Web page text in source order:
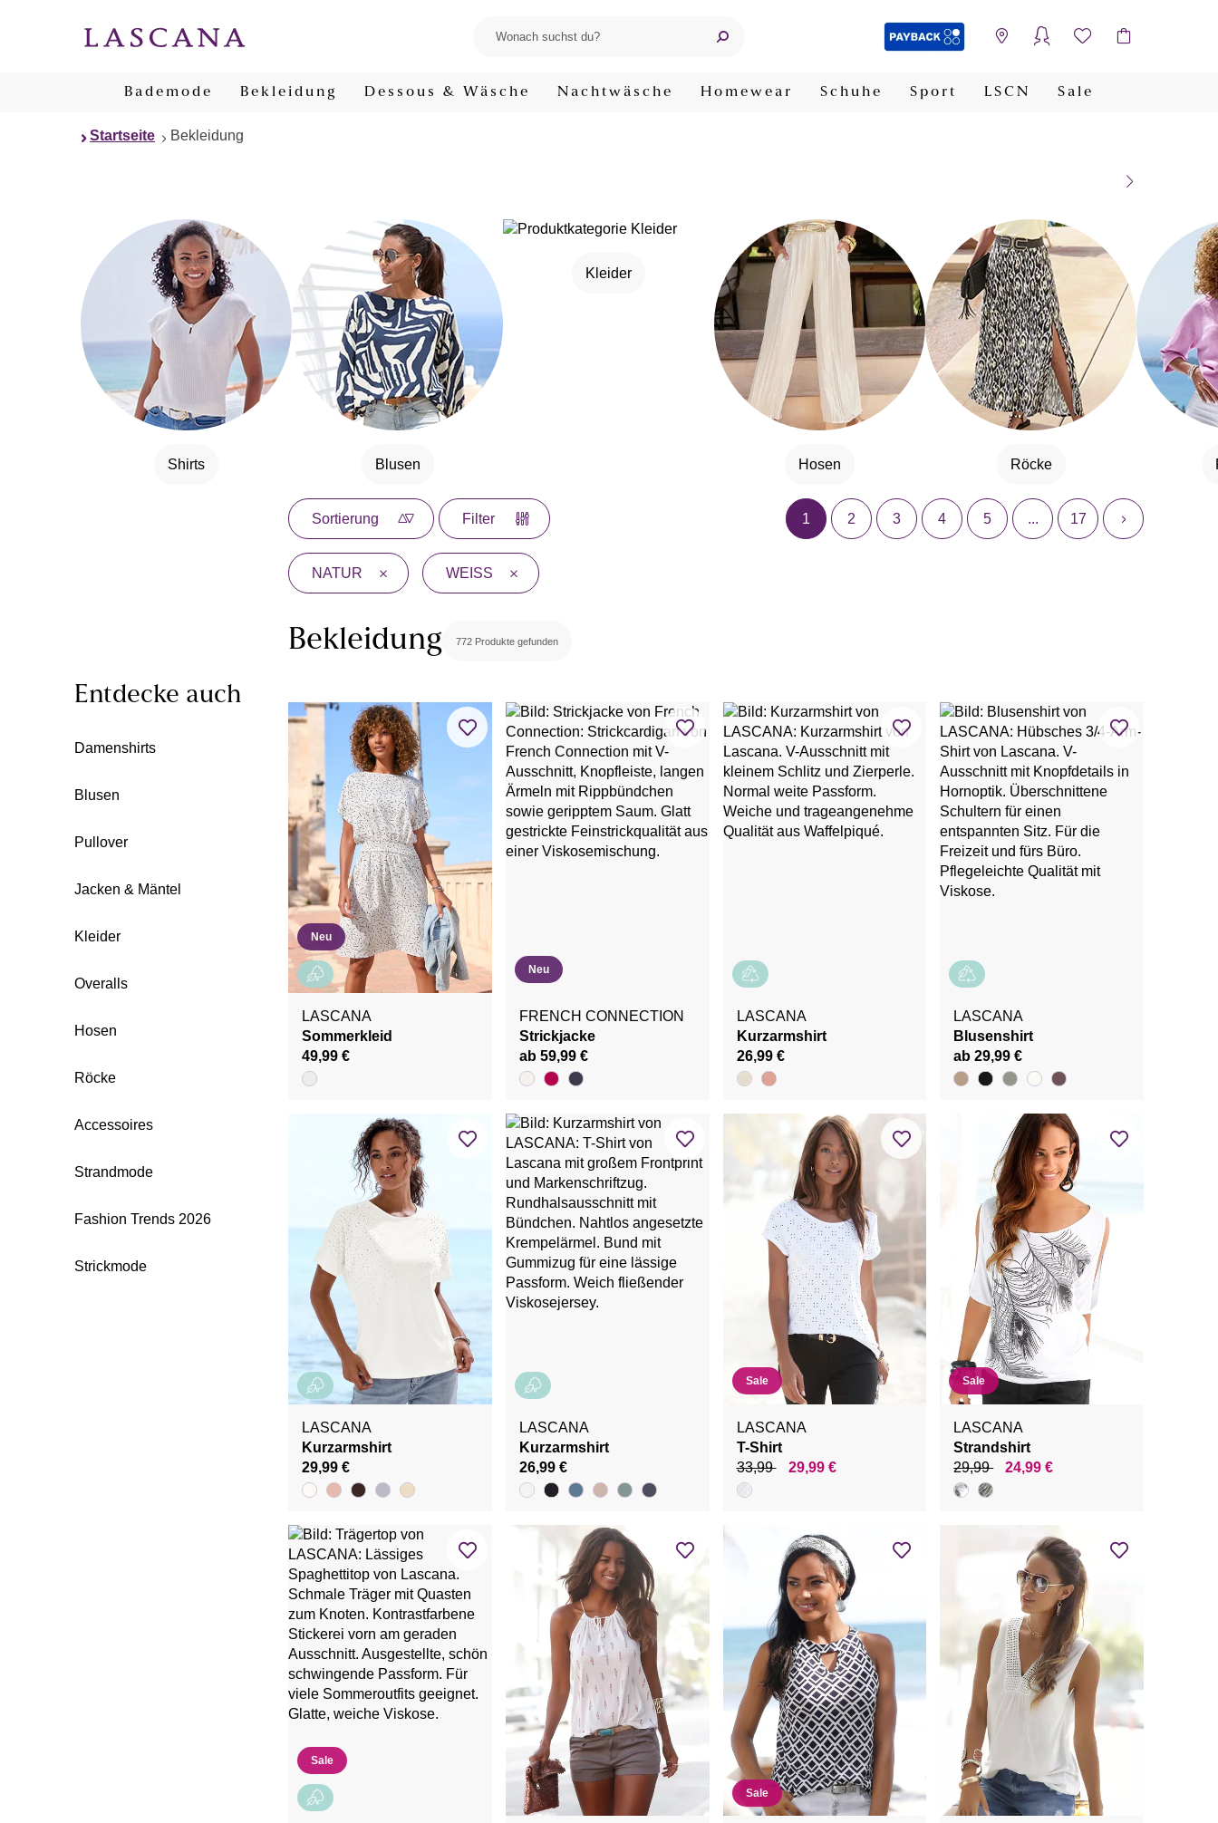
Bademode Bekleidung Dessous & Wäsche Nachtwäsche Homewear Schuhe Sport LSCN Sale
Startseite Bekleidung
Shirts Blusen
Kleider
Hosen Röcke
Entdecke auch
Damenshirts
Blusen
Pullover
Jacken & Mäntel
Kleider
Overalls
Hosen
Röcke
Accessoires
Strandmode
Fashion Trends 2026
Strickmode
Sortierung Filter 1 2 3 4 5 ... 17
NATUR WEISS
Bekleidung 772 Produkte gefunden
Neu
LASCANA
Sommerkleid
49,99 €
Neu
FRENCH CONNECTION
Strickjacke
ab 59,99 €
LASCANA
Kurzarmshirt
26,99 €
LASCANA
Blusenshirt
ab 29,99 €
LASCANA
Kurzarmshirt
29,99 €
LASCANA
Kurzarmshirt
26,99 €
Sale
LASCANA
T-Shirt
33,99
29,99 €
Sale
LASCANA
Strandshirt
29,99
24,99 €
Sale
Sale